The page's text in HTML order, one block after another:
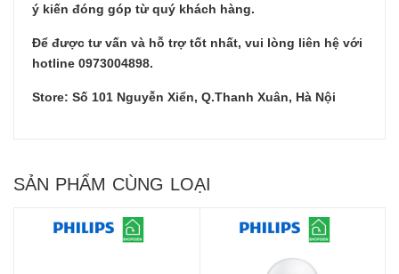
ý kiến đóng góp từ quý khách hàng.
Để được tư vấn và hỗ trợ tốt nhất, vui lòng liên hệ với
hotline 0973004898.
Store: Số 101 Nguyễn Xiển, Q.Thanh Xuân, Hà Nội
SẢN PHẨM CÙNG LOẠI